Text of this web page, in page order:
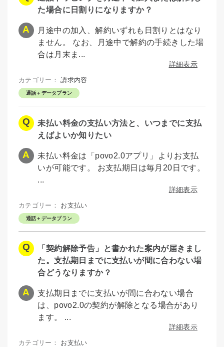
た場合に日割りになりますか？
月途中の加入、解約いずれも日割りとはなり
ません。 なお、月途中で解約の手続きした場
合は月末ま...
詳細表示
カテゴリー：請求内容
通話＋データプラン
未払い料金の支払い方法と、いつまでに支払
えばよいか知りたい
未払い料金は「povo2.0アプリ」よりお支払
いが可能です。 お支払期日は毎月20日です。
...
詳細表示
カテゴリー： お支払い
通話＋データプラン
「契約解除予告」と書かれた案内が届きまし
た。支払期日までに支払いが間に合わない場
合どうなりますか？
支払期日までに支払いが間に合わない場合
は、povo2.0の契約が解除となる場合があり
ます。 ...
詳細表示
カテゴリー： お支払い